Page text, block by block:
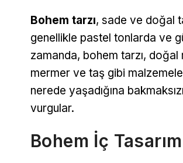
Bohem tarzı, sade ve doğal
genellikle pastel tonlarda ve
zamanda, bohem tarzı, doğal
mermer ve taş gibi
nerede yaşadığına
vurgular.
Bohem İç